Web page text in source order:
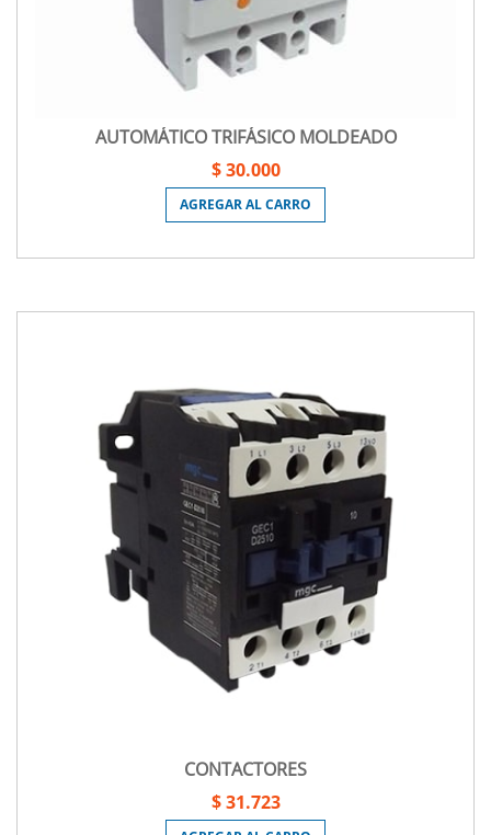
AUTOMÁTICO TRIFÁSICO MOLDEADO
$ 30.000
AGREGAR AL CARRO
CONTACTORES
$ 31.723